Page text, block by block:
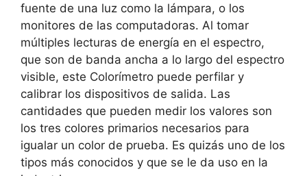
fuente de una luz como la lámpara, o los
monitores de las computadoras. Al tomar
múltiples lecturas de energía en el espectro,
que son de banda ancha a lo largo del espectro
visible, este Colorímetro puede perfilar y
calibrar los dispositivos de salida. Las
cantidades que pueden medir los valores son
los tres colores primarios necesarios para
igualar un color de prueba. Es quizás uno de los
tipos más conocidos y que se le da uso en la